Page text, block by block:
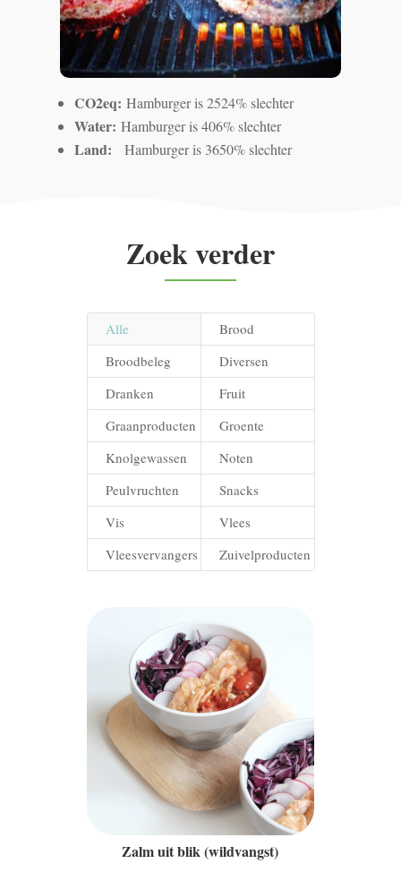
CO2eq:Hamburger is 2524% slechter
Water:Hamburger is 406% slechter
Land:Hamburger is 3650% slechter
Zoek verder
Alle
Brood
Broodbeleg
Diversen
Dranken
Fruit
Graanproducten
Groente
Knolgewassen
Noten
Peulvruchten
Snacks
Vis
Vlees
Vleesvervangers
Zuivelproducten
Zalm uit blik (wildvangst)